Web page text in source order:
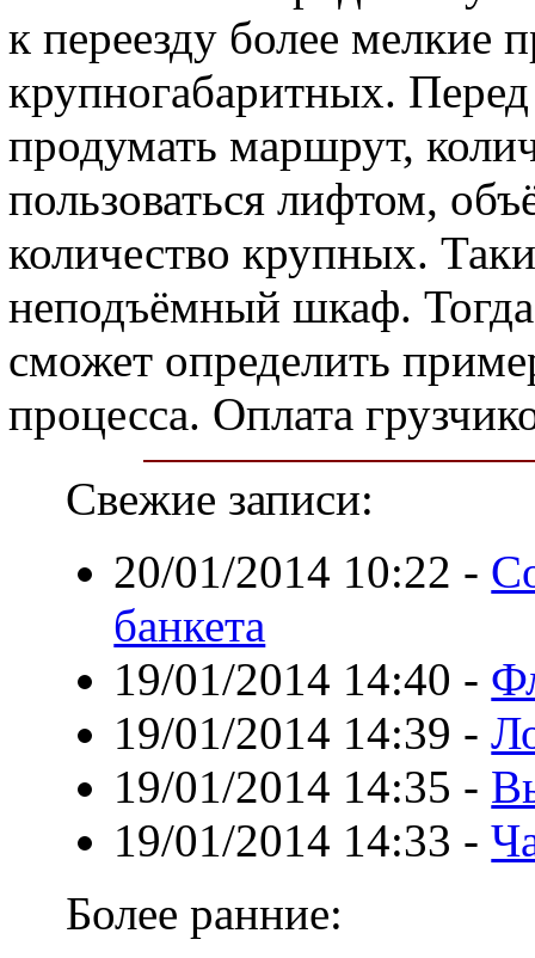
к переезду более мелкие
крупногабаритных.
продумать маршрут,
пользоваться лифтом,
количество крупных.
неподъёмный шкаф.
сможет определить
процесса. Оплата
Свежие записи:
20/01/2014 10:22 -
банкета
19/01/2014 14:40 -
19/01/2014 14:39 -
19/01/2014 14:35 -
19/01/2014 14:33 -
Более ранние: